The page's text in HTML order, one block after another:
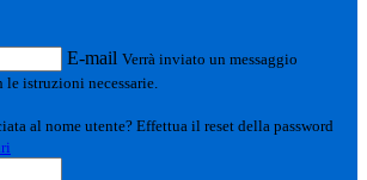
E-mail Verrà inviato un messaggio
istruzioni necessarie.
al nome utente? Effettua il reset della password